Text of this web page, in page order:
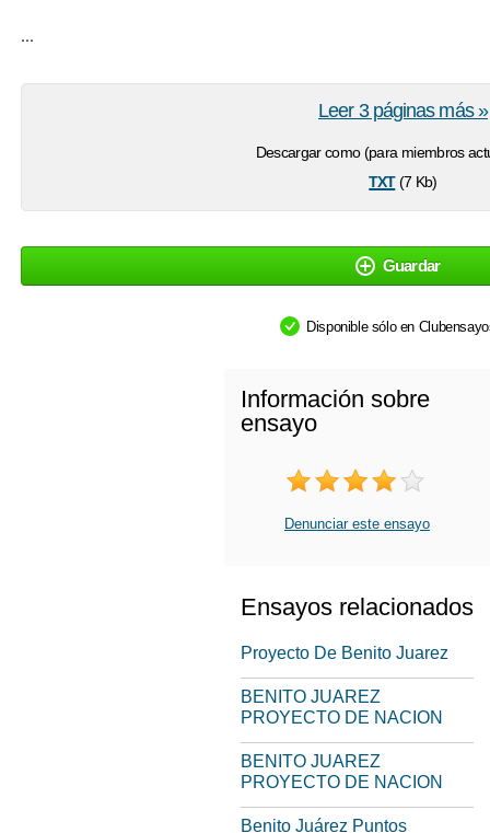
...
Descargar como (para miembros
txt(7 Kb)
Leer 3 páginas más »
Guardar
Disponible sólo en
Información sobre
ensayo
Denunciar este ensayo
Ensayos relacionados
Proyecto De Benito Juarez
BENITO JUAREZ
PROYECTO DE NACION
BENITO JUAREZ
PROYECTO DE NACION
Benito Juárez Puntos